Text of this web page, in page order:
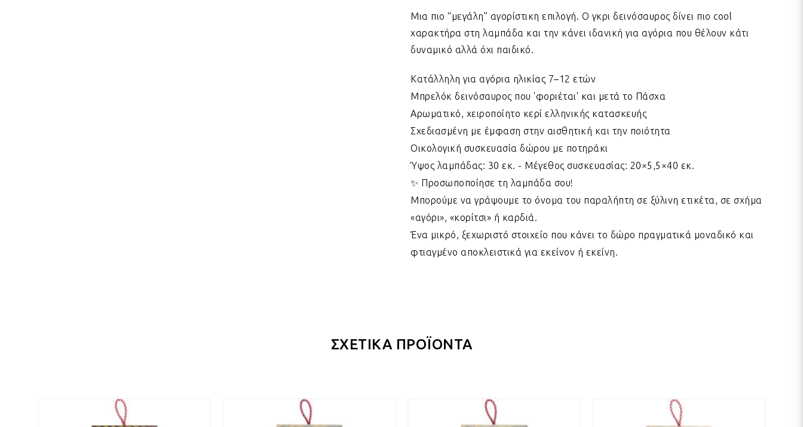
Μια πιο “μεγάλη” αγορίστικη επιλογή. Ο γκρι δεινόσαυρος δίνει πιο cool
χαρακτήρα στη λαμπάδα και την κάνει ιδανική για αγόρια που θέλουν κάτι
δυναμικό αλλά όχι παιδικό.
Κατάλληλη για αγόρια ηλικίας 7–12 ετών
Μπρελόκ δεινόσαυρος που 'φοριέται' και μετά το Πάσχα
Αρωματικό, χειροποίητο κερί ελληνικής κατασκευής
Σχεδιασμένη με έμφαση στην αισθητική και την ποιότητα
Οικολογική συσκευασία δώρου με ποτηράκι
Ύψος λαμπάδας: 30 εκ. - Μέγεθος συσκευασίας: 20×5,5×40 εκ.
✨ Προσωποποίησε τη λαμπάδα σου!
Μπορούμε να γράψουμε το όνομα του παραλήπτη σε ξύλινη ετικέτα, σε σχήμα
«αγόρι», «κορίτσι» ή καρδιά.
Ένα μικρό, ξεχωριστό στοιχείο που κάνει το δώρο πραγματικά μοναδικό και
φτιαγμένο αποκλειστικά για εκείνον ή εκείνη.
ΣΧΕΤΙΚΑ ΠΡΟΪΟΝΤΑ